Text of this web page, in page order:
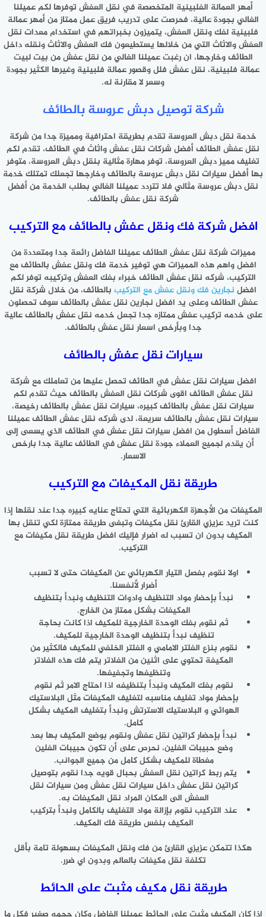
أمهر العمالة الفلبينية المتخصصة في نقل العفش توفرها لكم عميلنا
الغالي بجودة عالية، فحرصت على تدريب فريق عمل ممتاز من أمهر عمالة
فلبينية لفك ونقل العفش، يتميزون بخبراتهم في استخدام معدات نقل
العفش والاثاث التي من خلالها يستطيعون فك العفش والاثاث ونقله داخل
الطائف وخارجها، ان رغبت عميلنا الغالي من نقل عفش من بيت لبيت
عمالة فلبينية، نقل عفش فلل وقصور عمالة فلبينية وغيرها الكثير بجودة
وسعر لا مقارنة له.
شركة توصيل دبش عروسة بالطائف
خدمة نقل دبش العروسة تقدم بطريقة احترافية ومميزة جدا من شركة
نقل عفش الطائف أفضل شركات نقل عفش واثاث في الطائف، تقدم لكم
تغليف مميز دبش العروسة، توفر مهارة مثالية بنقل دبش العروسة، متوفر
بها أفضل سيارات نقل دبش عروسة بالطائف وخارجها تجعلك تمتلك خدمة
نقل دبش عروسة مثالي فلا تتردد عميلنا الغالي بطلب الخدمة من أفضل
شركة نقل عفش بالطائف.
افضل شركة فك ونقل عفش بالطائف مع التركيب
مميزات شركة نقل عفش الطائف عميلنا الفاضل رائعة جدا ومتعددة من
افضل واهم هذه المميزات هي توفير خدمة فك ونقل عفش بالطائف مع
التركيب، شركه نقل عفش الطائف خبراء بفك العفش وتركيبه توفر لكم
افضل نجارين فك ونقل عفش مع التركيب بالطائف، من خلال شركة نقل
عفش الطائف وعلى يد افضل نجارين نقل عفش بالطائف سوف تحصلون
على خدمه تركيب عفش ممتازه جدا تجعل خدمه نقل عفش بالطائف عالية
جدا وبأرخص اسعار نقل عفش بالطائف.
سيارات نقل عفش بالطائف
افضل سيارات نقل عفش في الطائف تحصل عليها من تعاملك مع شركة
نقل عفش الطائف اقوى شركات نقل العفش بالطائف حيث تقدم لكم
سيارات نقل عفش بالطائف كبيره، سيارات نقل عفش بالطائف رخيصة،
سيارات نقل عفش بالطائف سريعة، لدى شركه نقل عفش الطائف عميلنا
الفاضل أسطول من افضل سيارات نقل عفش في الطائف الذي يسعى إلى
أن يقدم لجميع العملاء جودة نقل عفش في الطائف عالية جدا بارخص
الاسعار.
طريقة نقل المكيفات مع التركيب
المكيفات من الأجهزة الكهربائية التي تحتاج عنايه كبيره جدا عند نقلها إذا
كنت تريد عزيزي القارئ نقل مكيفات وتبغى طريقة ممتازة لكي تنقل بها
المكيف بدون ان تسبب له اضرار فإليك افضل طريقة نقل مكيفات مع
التركيب.
اولا نقوم بفصل التيار الكهربائي عن المكيفات حتى لا تسبب
أضرار لأنفسنا.
نبدأ بإحضار مواد التنظيف وادوات التنظيف ونبدأ بتنظيف
المكيفات بشكل ممتاز من الخارج.
ثم نقوم بفك الوحدة الخارجية للمكيف اذا كانت بحاجة
تنظيف نبدأ بتنظيف الوحدة الخارجية للمكيف.
نقوم بنزع الفلتر الامامي و الفلتر الخلفي للمكيف فالكثير من
المكيفة تحتوي على اثنين من الفلاتر يتم فك هذه الفلاتر
وتنظيفها وتجفيفها.
نقوم بفك المكيف ونبدأ بتنظيفه اذا احتاج الامر ثم نقوم
بإحضار مواد تغليف مناسبه لتغليف المكيفات مثل البلاستيك
الهوائي و البلاستيك الاسترتش ونبدأ بتغليف المكيف بشكل
كامل.
نبدأ بإحضار كراتين نقل عفش ونقوم بوضع المكيف بها بعد
وضع حبيبات الفلين، نحرص على أن تكون حبيبات الفلين
مغطاة للمكيف بشكل كامل من جميع الجوانب.
يتم ربط كراتين نقل العفش بحبال قويه جدا نقوم بتوصيل
كراتين نقل عفش داخل سيارات نقل عفش ومن سيارات نقل
العفش الى المكان المراد نقل المكيفات به.
عند التركيب نقوم بإزالة مواد التغليف بالكامل ونبدأ بتركيب
المكيف بنفس طريقة فك المكيف.
هكذا تتمكن عزيزي القارئ من فك ونقل المكيفات بسهولة تامة بأقل
تكلفة نقل مكيفات بالعالم وبدون اي ضرر.
طريقة نقل مكيف مثبت على الحائط